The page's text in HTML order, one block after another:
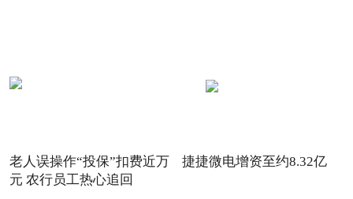
老人误操作“投保”扣费近万
元 农行员工热心追回
捷捷微电增资至约8.32亿